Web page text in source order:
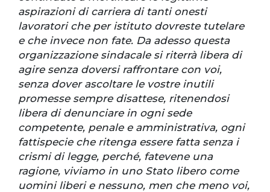
aspirazioni di carriera di tanti onesti
lavoratori che per istituto dovreste tutelare
e che invece non fate. Da adesso questa
organizzazione sindacale si riterrà libera di
agire senza doversi raffrontare con voi,
senza dover ascoltare le vostre inutili
promesse sempre disattese, ritenendosi
libera di denunciare in ogni sede
competente, penale e amministrativa, ogni
fattispecie che ritenga essere fatta senza i
crismi di legge, perché, fatevene una
ragione, viviamo in uno Stato libero come
uomini liberi e nessuno, men che meno voi,